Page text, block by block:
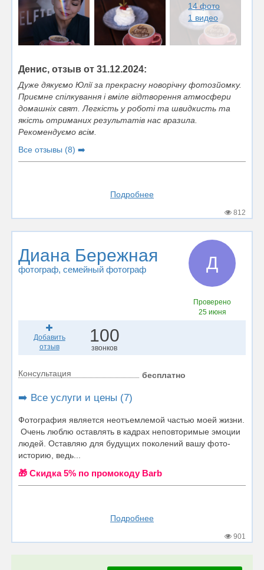
14 фото
1 видео
Денис, отзыв от 31.12.2024:
Дуже дякуємо Юлії за прекрасну новорічну фотозйомку.
Приємне спілкування і вміле відтворення атмосфери
домашніх свят. Легкість у роботі та швидкисть та
якість отриманих результатів нас вразила.
Рекомендуємо всім.
Все отзывы (8) ➡️
Подробнее
812
Диана Бережная
фотограф, семейный фотограф Д
Проверено
25 июня
Добавить
отзыв
100
звонков
Консультация бесплатно
➡️ Все услуги и цены (7)
Фотография является неотъемлемой частью моей жизни.
Очень люблю оставлять в кадрах неповторимые эмоции
людей. Оставляю для будущих поколений вашу фото-
историю, ведь...
🎁 Cкидка 5% по промокоду Barb
Подробнее
901